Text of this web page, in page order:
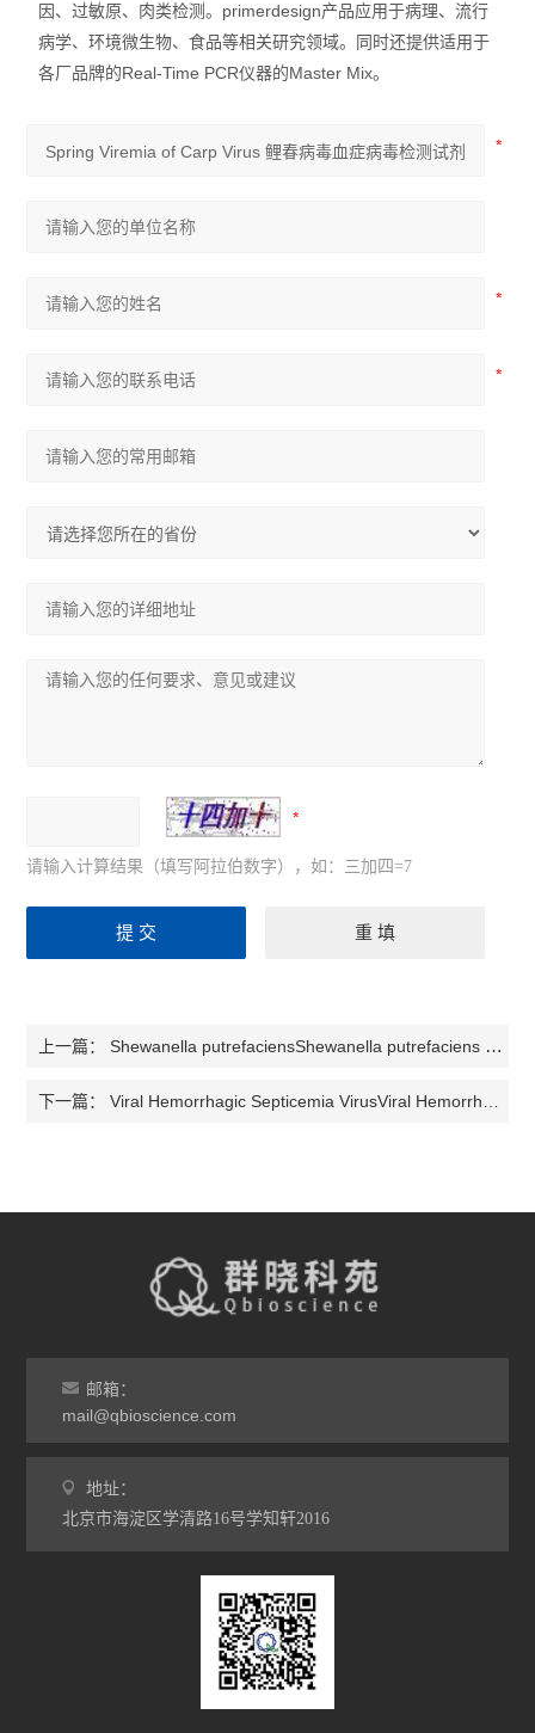
因、过敏原、肉类检测。primerdesign产品应用于病理、流行
病学、环境微生物、食品等相关研究领域。同时还提供适用于
各厂品牌的Real-Time PCR仪器的Master Mix。
请输入计算结果（填写阿拉伯数字），如：三加四=7
上一篇： Shewanella putrefaciensShewanella putrefaciens 腐败希瓦菌检测试剂盒
下一篇： Viral Hemorrhagic Septicemia VirusViral Hemorrhagic Septicemia Virus 出血性败血症病毒检测试剂盒
邮箱：
mail@qbioscience.com
地址：
北京市海淀区学清路16号学知轩2016